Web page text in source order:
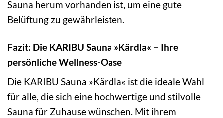
Sauna herum vorhanden ist, um eine gute
Belüftung zu gewährleisten.
Fazit: Die KARIBU Sauna »Kärdla« – Ihre
persönliche Wellness-Oase
Die KARIBU Sauna »Kärdla« ist die ideale Wahl
für alle, die sich eine hochwertige und stilvolle
Sauna für Zuhause wünschen. Mit ihrem